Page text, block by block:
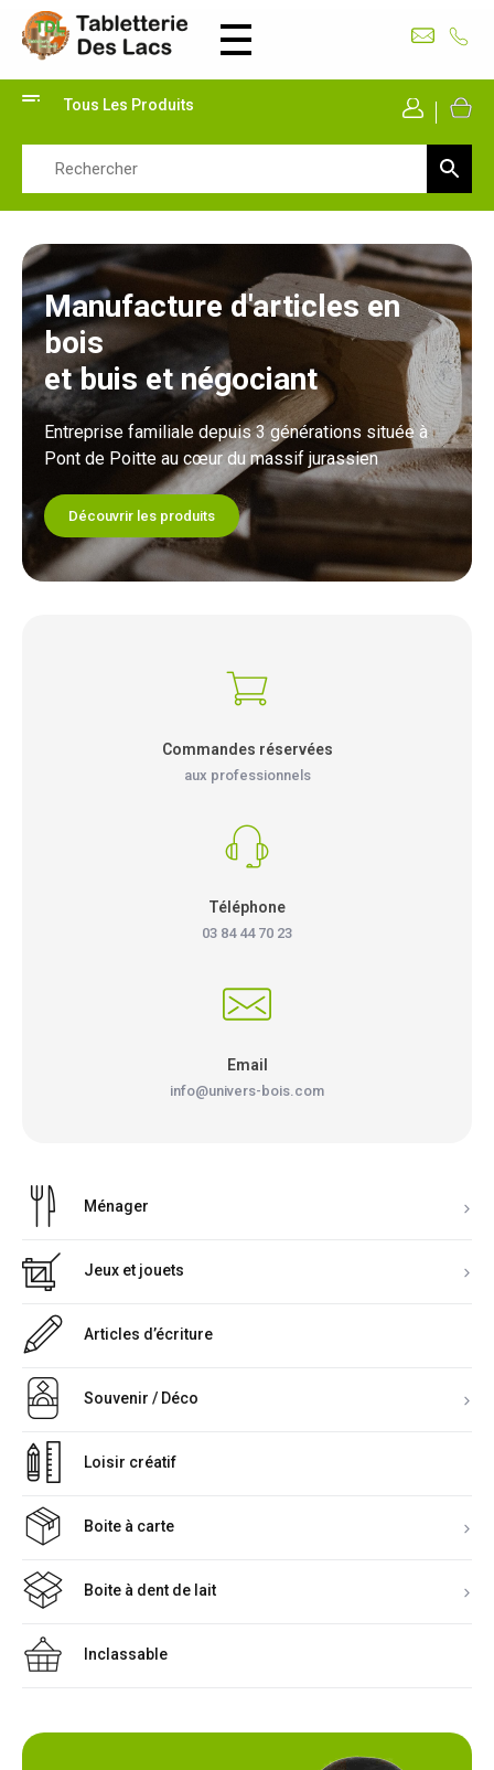
Tabletterie des Lacs
Tous Les Produits Mon
Ménager
Jeux et jouets
Articles d’écriture
Souvenir / Déco
Loisir créatif
Boite à carte
Boite à dent de lait
Inclassable
Manufacture d'articles en
bois
et buis et négociant
Entreprise familiale depuis 3 générations située à
Pont de Poitte au cœur du massif jurassien
Découvrir les produits
Commandes réservées
aux professionnels
Téléphone
03 84 44 70 23
Email
info@univers-bois.com